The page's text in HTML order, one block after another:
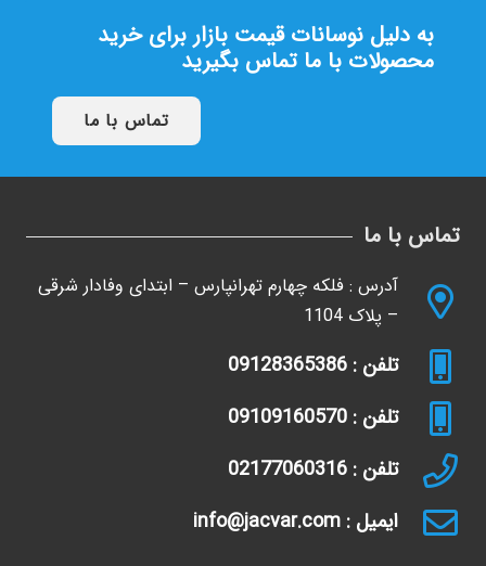
به دلیل نوسانات قیمت بازار برای خرید
محصولات با ما تماس بگیرید
تماس با ما
تماس با ما
آدرس : فلکه چهارم تهرانپارس – ابتدای وفادار شرقی
– پلاک 1104
تلفن : 09128365386
تلفن : 09109160570
تلفن : 02177060316
ایمیل : info@jacvar.com